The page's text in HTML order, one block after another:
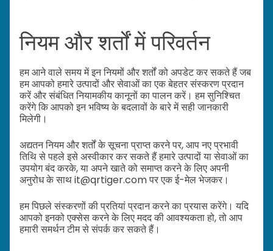
नियम और शर्तों में परिवर्तन
हम आने वाले समय में इन नियमों और शर्तों को अपडेट कर सकते हैं जब
हम आपको हमारे उत्पादों और सेवाओं का एक बेहतर संस्करण प्रदान
करें और संबंधित नियामकीय कानूनों का पालन करें। हम सुनिश्चित
करेंगे कि आपको इन भविष्य के बदलावों के बारे में सही जानकारी
मिलेगी।
अद्यतन नियम और शर्तों के सूचना प्राप्त करने पर, आप नए प्रभावी
तिथि से पहले इसे अस्वीकार कर सकते हैं हमारे उत्पादों या सेवाओं का
उपयोग बंद करके, या अपने खाते को समाप्त करने के लिए अपनी
अनुरोध के साथ it@qrtiger.com पर एक ई-मेल भेजकर।
हम पिछले संस्करणों की प्रतियां प्रदान करने का प्रयास करेंगे। यदि
आपको इनको एक्सेस करने के लिए मदद की आवश्यकता हो, तो आप
हमारी समर्थन टीम से संपर्क कर सकते हैं।